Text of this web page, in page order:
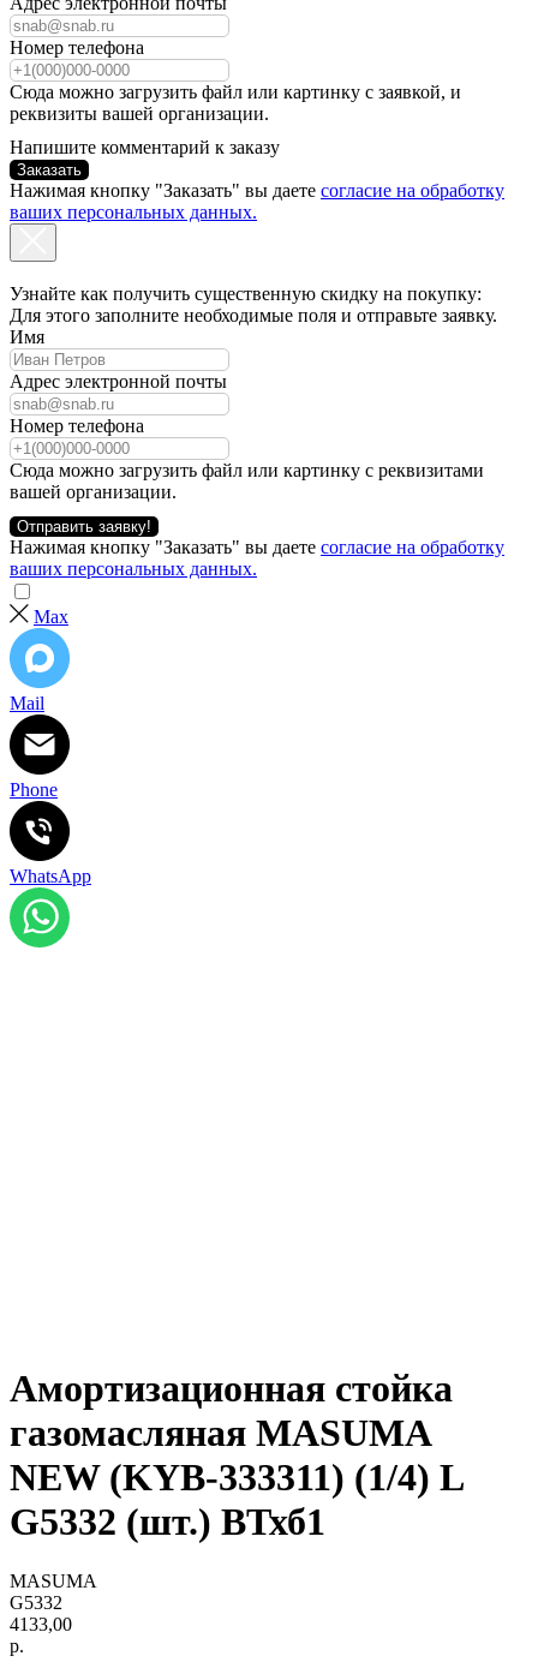
Номер телефона
Сюда можно загрузить файл или картинку с заявкой, и
реквизиты вашей организации.
Напишите комментарий к заказу
Заказать
Нажимая кнопку "Заказать" вы даете согласие на обработку
ваших персональных данных.
Узнайте как получить существенную скидку на покупку:
Для этого заполните необходимые поля и отправьте заявку.
Имя
Адрес электронной почты
Номер телефона
Сюда можно загрузить файл или картинку с реквизитами
вашей организации.
Отправить заявку!
Нажимая кнопку "Заказать" вы даете согласие на обработку
ваших персональных данных.
Max
Mail
Phone
WhatsApp
Амортизационная стойка
газомасляная MASUMA
NEW (KYB-333311) (1/4) L
G5332 (шт.) ВТхб1
MASUMA
G5332
4133,00
р.